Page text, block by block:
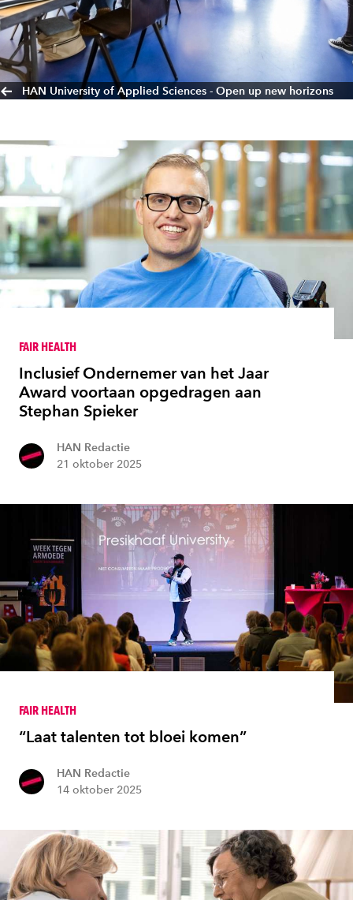
HAN University of Applied Sciences - Open up new horizons
FAIR HEALTH
Inclusief Ondernemer van het Jaar
Award voortaan opgedragen aan
Stephan Spieker
HAN Redactie
21 oktober 2025
FAIR HEALTH
“Laat talenten tot bloei komen”
HAN Redactie
14 oktober 2025